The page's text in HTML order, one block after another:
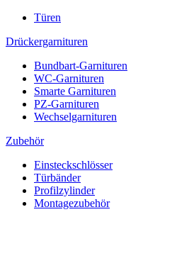
Türen
Drückergarnituren
Bundbart-Garnituren
WC-Garnituren
Smarte Garnituren
PZ-Garnituren
Wechselgarnituren
Zubehör
Einsteckschlösser
Türbänder
Profilzylinder
Montagezubehör